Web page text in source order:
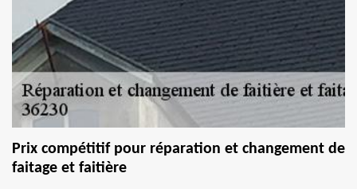
Prix compétitif pour réparation et changement de
faitage et faitière